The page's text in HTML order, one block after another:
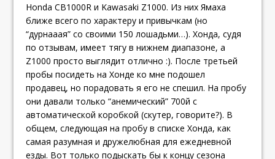
Honda CB1000R и Kawasaki Z1000. Из них Ямаха
ближе всего по характеру и привычкам (но
“дурнааая” со своими 150 лошадьми…). Хонда, судя
по отзывам, имеет тягу в нижнем диапазоне, а
Z1000 просто выглядит отлично :). После третьей
пробы посидеть на Хонде ко мне подошел
продавец, но порадовать я его не спешил. На пробу
они давали только “анемический” 700й с
автоматической коробкой (скутер, говорите?). В
общем, следующая на пробу в списке Хонда, как
самая разумная и дружелюбная для ежедневной
езды. Вот только подыскать бы к концу сезона